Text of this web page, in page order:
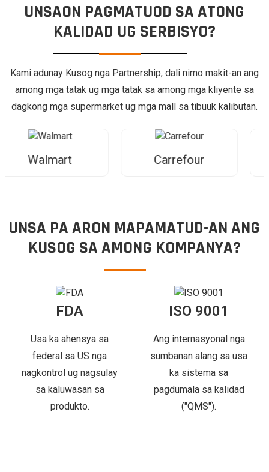
UNSAON PAGMATUOD SA ATONG
KALIDAD UG SERBISYO?
Kami adunay Kusog nga Partnership, dali nimo makit-an ang
among mga tatak ug mga tatak sa among mga kliyente sa
dagkong mga supermarket ug mga mall sa tibuuk kalibutan.
UNSA PA ARON MAPAMATUD-AN ANG
KUSOG SA AMONG KOMPANYA?
ka ahensya sa
sa US nga
ug nagsulay
kaluwasan sa
produkto.
ISO 9001
Ang internasyonal nga
sumbanan alang sa usa
ka sistema sa
pagdumala sa kalidad
ang